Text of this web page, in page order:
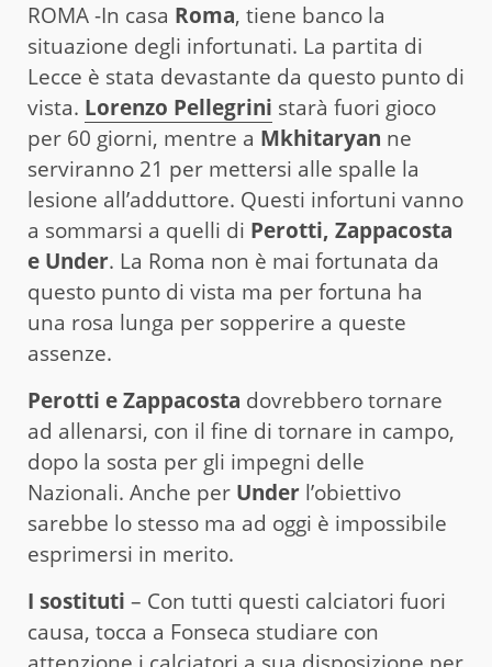
ROMA -In casa Roma, tiene banco la
situazione degli infortunati. La partita di
Lecce è stata devastante da questo punto di
vista. Lorenzo Pellegrini starà fuori gioco
per 60 giorni, mentre a Mkhitaryan ne
serviranno 21 per mettersi alle spalle la
lesione all’adduttore. Questi infortuni vanno
a sommarsi a quelli di Perotti, Zappacosta
e Under. La Roma non è mai fortunata da
questo punto di vista ma per fortuna ha
una rosa lunga per sopperire a queste
assenze.
Perotti e Zappacosta dovrebbero tornare
ad allenarsi, con il fine di tornare in campo,
dopo la sosta per gli impegni delle
Nazionali. Anche per Under l’obiettivo
sarebbe lo stesso ma ad oggi è impossibile
esprimersi in merito.
I sostituti – Con tutti questi calciatori fuori
causa, tocca a Fonseca studiare con